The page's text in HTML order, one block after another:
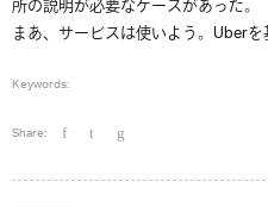
まあ、サービスは使いよう。Uber
Keywords:
Share: